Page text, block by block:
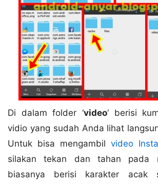
Di dalam folder ‘video‘ berisi
vidio yang sudah Anda lihat
Untuk bisa mengambil video
silakan tekan dan tahan pada
biasanya berisi karakter acak